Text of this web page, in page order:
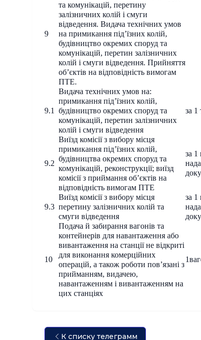
9
та комунікацій, перетину
залізничних колій і смуги
відведення. Видача технічних умов
на примикання під’їзних колій,
будівництво окремих споруд та
комунікацій, перетин залізничних
колій і смуги відведення. Прийняття
об’єктів на відповідність вимогам
ПТЕ.
9.1
Видача технічних умов на:
примикання під’їзних колій,
будівництво окремих споруд та
комунікацій, перетин залізничних
колій і смуги відведення
за 1
9.2
Виїзд комісії з вибору місця
примикання під’їзних колій,
будівництва окремих споруд та
комунікацій, реконструкції; виїзд
комісії з приймання об’єктів на
відповідність вимогам ПТЕ
за 1
9.3
Виїзд комісії з вибору місця
перетину залізничних колій та
смуги відведення
за 1
10
Подача й забирання вагонів та
контейнерів для навантаження або
вивантаження на станції не відкриті
для виконання комерційних
операцій, а також роботи пов’язані з
прийманням, видачею,
навантаженням і вивантаженням на
цих станціях
К списку телеграмм